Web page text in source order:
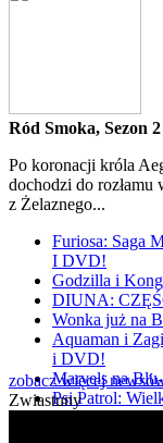
Ród Smoka,
Po koronacji króla
dochodzi do
z Żelaznego...
Furiosa:
I DVD!
Godzilla i
DIUNA:
Wonka już na
Aquaman i
i DVD!
Marvels na
Psi Patrol:
zobacz więcej
Zwiastuny